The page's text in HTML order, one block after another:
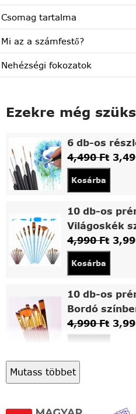
Csomag tartalma
Mi az a számfestő?
Nehézségi fokozatok
Ezekre még
6 db-os
4,490Ft
Kosárba
10 db-os
Világoskék
4,990Ft
Kosárba
10 db-os
Bordó
4,990Ft
Asztali fa
Mutass többet